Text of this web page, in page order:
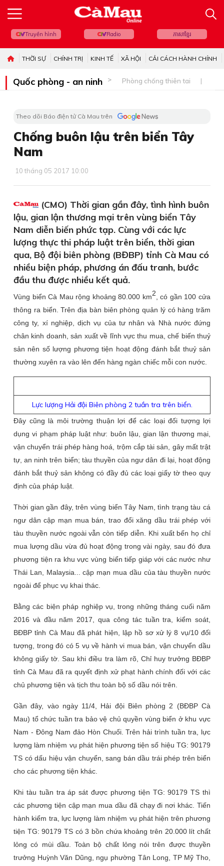
Truyền hình Radio ភាសាខ្មែរ
THỜI SỰ CHÍNH TRỊ KINH TẾ XÃ HỘI CẢI CÁCH HÀNH CHÍNH
Quốc phòng - an ninh Phòng chống thiên tai
Theo dõi Báo điện tử Cà Mau trên
Chống buôn lậu trên biển Tây
Nam
10 tháng 05 2017 10:00
(CMO) Thời gian gần đây, tình hình buôn
lậu, gian lận thương mại trên vùng biển Tây
Nam diễn biến phức tạp. Cùng với các lực
lượng thực thi pháp luật trên biển, thời gian
qua, Bộ đội biên phòng (BĐBP) tỉnh Cà Mau có
nhiều biện pháp, phương án đấu tranh, bước
đầu thu được nhiều kết quả.
Vùng biển Cà Mau rộng khoảng 80.000 km2 , có gần 100 cửa
thông ra biển. Trên địa bàn biên phòng quản lý có hàng trăm
công ty, xí nghiệp, dịch vụ của tư nhân và Nhà nước đứng
chân kinh doanh, sản xuất về lĩnh vực thu mua, chế biến thuỷ
sản nên số lượng phương tiện hoạt động đánh bắt thuỷ sản
thường xuyên ra vào lên đến hàng ngàn chiếc mỗi con nước.
Lực lượng Hải đội Biên phòng 2 tuần tra trên biển.
Đây cũng là môi trường thuận lợi để các loại đối tượng lợi
dụng vi phạm pháp luật như: buôn lậu, gian lận thương mại,
vận chuyển trái phép hàng hoá, trộm cắp tài sản, gây mất trật
tự, an ninh trên biển; tàu thuyền của ngư dân đi lại, hoạt động
đánh bắt thuỷ sản không có đầy đủ các loại giấy tờ theo quy
định của pháp luật.
Thời gian gần đây, trên vùng biển Tây Nam, tình trạng tàu cá
ngư dân cập mạn mua bán, trao đổi xăng dầu trái phép với
tàu thuyền nước ngoài vẫn còn tiếp diễn. Khi xuất bến họ chỉ
mua lượng dầu vừa đủ hoạt động trong vài ngày, sau đó đưa
phương tiện ra khu vực vùng biển tiếp giáp với các nước như
Thái Lan, Malaysia... cập mạn mua dầu của tàu thuyền nước
ngoài để phục vụ khai thác.
Bằng các biện pháp nghiệp vụ, trong những tháng cuối năm
2016 và đầu năm 2017, qua công tác tuần tra, kiểm soát,
BĐBP tỉnh Cà Mau đã phát hiện, lập hồ sơ xử lý 8 vụ/10 đối
tượng, trong đó có 5 vụ về hành vi mua bán, vận chuyển dầu
không giấy tờ. Sau khi điều tra làm rõ, Chỉ huy trưởng BĐBP
tỉnh Cà Mau đã ra quyết định xử phạt hành chính đối với các
chủ phương tiện và tịch thu toàn bộ số dầu nói trên.
Gần đây, vào ngày 11/4, Hải đội Biên phòng 2 (BĐBP Cà
Mau) tổ chức tuần tra bảo vệ chủ quyền vùng biển ở khu vực
Nam - Đông Nam đảo Hòn Chuối. Trên hải trình tuần tra, lực
lượng làm nhiệm vụ phát hiện phương tiện số hiệu TG: 90179
TS có dấu hiệu vận chuyển, sang bán dầu trái phép trên biển
cho các phương tiện khác.
Khi tàu tuần tra áp sát được phương tiện TG: 90179 TS thì
các phương tiện cập mạn mua dầu đã chạy đi nơi khác. Tiến
hành kiểm tra, lực lượng làm nhiệm vụ phát hiện trên phương
tiện TG: 90179 TS có 3 bồn chứa khoảng trên 20.000 lít chất
lỏng có mùi dầu. Toàn bộ chất lỏng nói trên được thuyền
trưởng Huỳnh Văn Dũng, ngụ phường Tân Long, TP Mỹ Tho,